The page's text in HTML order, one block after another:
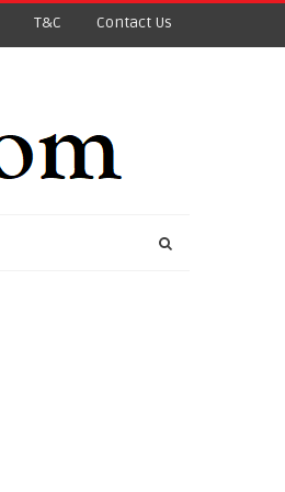
T&C Contact Us